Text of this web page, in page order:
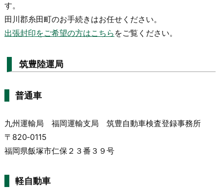
す。
田川郡糸田町のお手続きはお任せください。
出張封印をご希望の方はこちら をご覧ください。
筑豊陸運局
普通車
九州運輸局 福岡運輸支局 筑豊自動車検査登録事務所
〒820‐0115
福岡県飯塚市仁保２３番３９号
軽自動車